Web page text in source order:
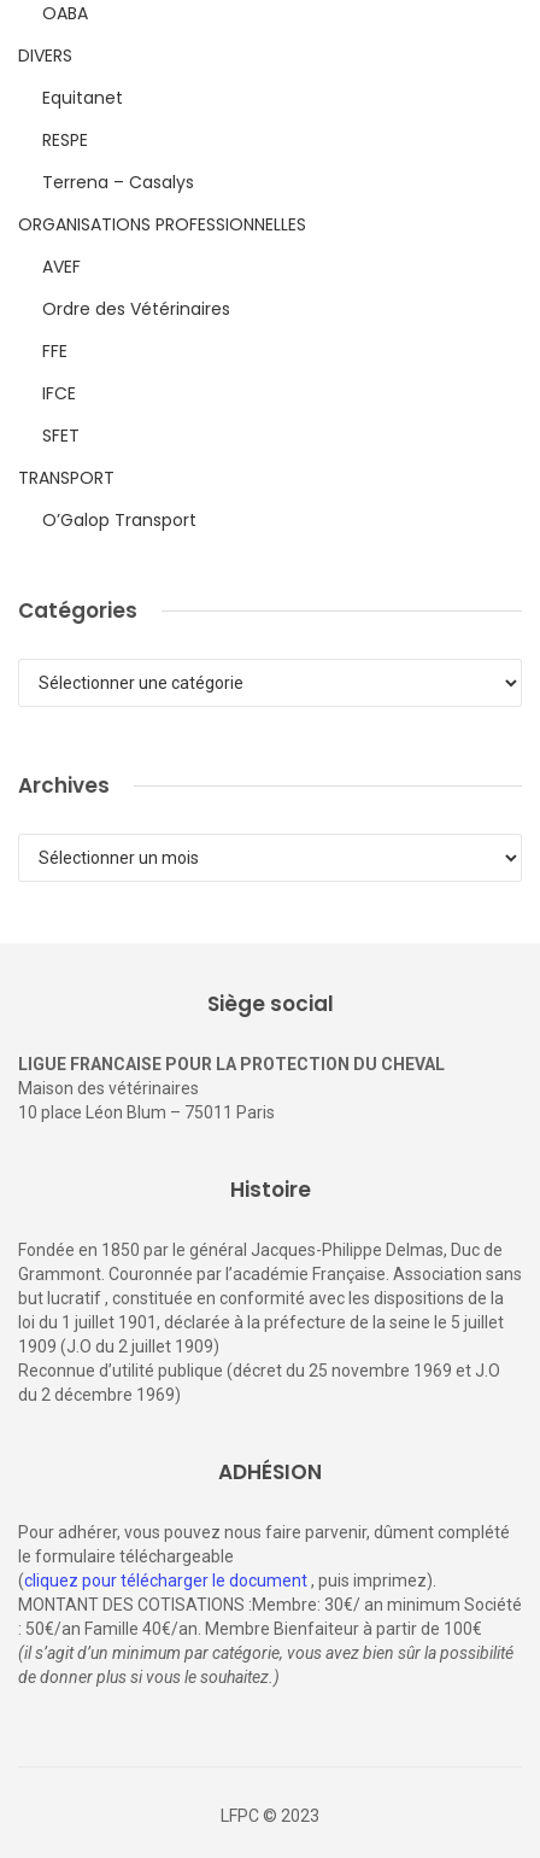
OABA
DIVERS
Equitanet
RESPE
Terrena – Casalys
ORGANISATIONS PROFESSIONNELLES
AVEF
Ordre des Vétérinaires
FFE
IFCE
SFET
TRANSPORT
O’Galop Transport
Catégories
Catégories
Archives
Archives
Siège social
LIGUE FRANCAISE POUR LA PROTECTION DU CHEVAL
Maison des vétérinaires
10 place Léon Blum – 75011 Paris
Histoire
Fondée en 1850 par le général Jacques-Philippe Delmas, Duc de
Grammont. Couronnée par l’académie Française. Association sans
but lucratif , constituée en conformité avec les dispositions de la
loi du 1 juillet 1901, déclarée à la préfecture de la seine le 5 juillet
1909 (J.O du 2 juillet 1909)
Reconnue d’utilité publique (décret du 25 novembre 1969 et J.O
du 2 décembre 1969)
ADHÉSION
Pour adhérer, vous pouvez nous faire parvenir, dûment complété
le formulaire téléchargeable
(cliquez pour télécharger le document, puis imprimez).
MONTANT DES COTISATIONS :Membre: 30€/ an minimum Société
: 50€/an Famille 40€/an. Membre Bienfaiteur à partir de 100€
(il s’agit d’un minimum par catégorie, vous avez bien sûr la possibilité
de donner plus si vous le souhaitez.)
LFPC © 2023